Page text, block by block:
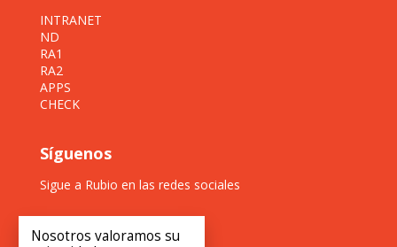
INTRANET
ND
RA1
RA2
APPS
CHECK
Síguenos
Sigue a Rubio en las redes sociales
Nosotros valoramos su